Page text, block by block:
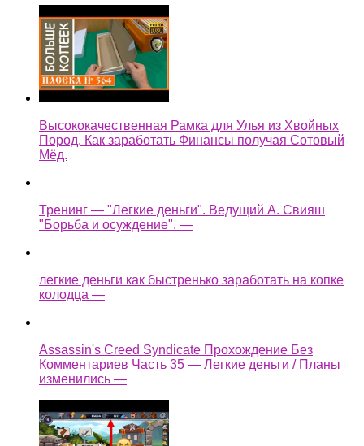
Высококачественная Рамка для Улья из Хвойных
Пород. Как заработать Финансы получая Сотовый
Мёд.
Тренинг — "Легкие деньги". Ведущий А. Свияш
"Борьба и осуждение". —
легкие деньги как быстренько заработать на копке
колодца —
Assassin's Creed Syndicate Прохождение Без
Комментариев Часть 35 — Легкие деньги / Планы
изменились —